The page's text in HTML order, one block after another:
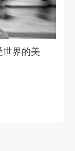
世界的美